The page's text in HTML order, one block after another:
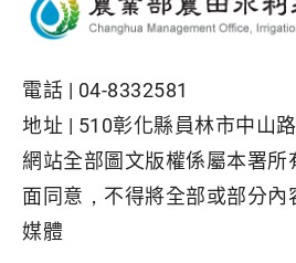
電話 | 04-8332581
地址 | 510彰化縣員林市中山
網站全部圖文版權係屬本署所
面同意，不得將全部或部分
媒體